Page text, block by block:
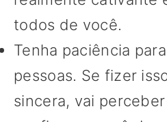
todos de você.
Tenha paciência
pessoas. Se fizer
sincera, vai